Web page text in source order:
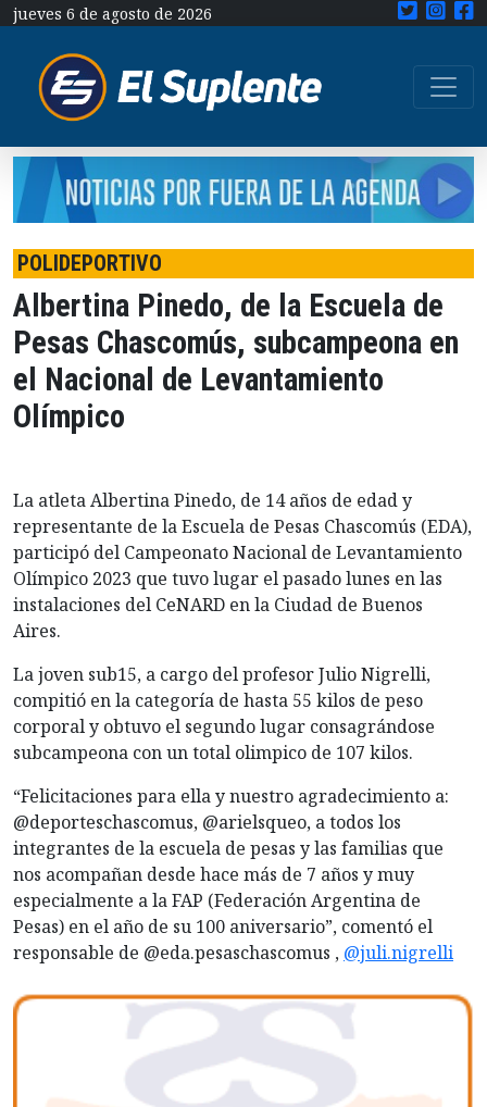
jueves 6 de agosto de 2026
POLIDEPORTIVO
Albertina Pinedo, de la Escuela de
Pesas Chascomús, subcampeona en
el Nacional de Levantamiento
Olímpico
La atleta Albertina Pinedo, de 14 años de edad y
representante de la Escuela de Pesas Chascomús (EDA),
participó del Campeonato Nacional de Levantamiento
Olímpico 2023 que tuvo lugar el pasado lunes en las
instalaciones del CeNARD en la Ciudad de Buenos
Aires.
La joven sub15, a cargo del profesor Julio Nigrelli,
compitió en la categoría de hasta 55 kilos de peso
corporal y obtuvo el segundo lugar consagrándose
subcampeona con un total olimpico de 107 kilos.
“Felicitaciones para ella y nuestro agradecimiento a:
@deporteschascomus, @arielsqueo, a todos los
integrantes de la escuela de pesas y las familias que
nos acompañan desde hace más de 7 años y muy
especialmente a la FAP (Federación Argentina de
Pesas) en el año de su 100 aniversario”, comentó el
responsable de @eda.pesaschascomus , @juli.nigrelli